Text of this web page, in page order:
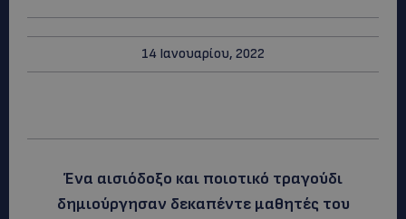
14 Ιανουαρίου, 2022
Ένα αισιόδοξο και ποιοτικό τραγούδι
δημιούργησαν δεκαπέντε μαθητές του